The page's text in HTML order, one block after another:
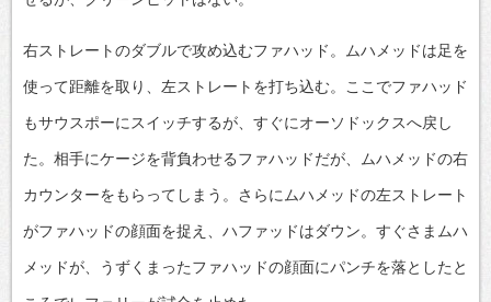
右ストレートのダブルで攻め込むファハッド。ムハメッドは足を
使って距離を取り、左ストレートを打ち込む。ここでファハッド
もサウスポーにスイッチするが、すぐにオーソドックスへ戻し
た。相手にケージを背負わせるファハッドだが、ムハメッドの右
カウンターをもらってしまう。さらにムハメッドの左ストレート
がファハッドの顔面を捉え、ハファッドはダウン。すぐさまムハ
メッドが、うずくまったファハッドの顔面にパンチを落としたと